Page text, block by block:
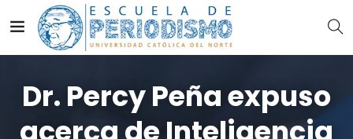
Dr. Percy Peña expuso